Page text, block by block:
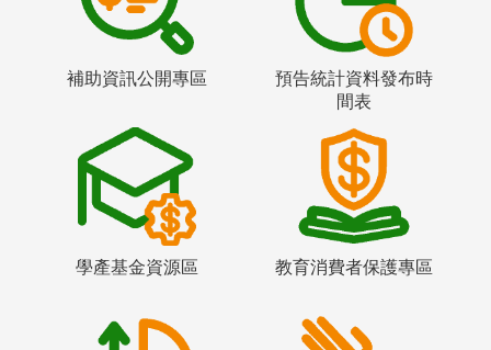
補助資訊公開專區
預告統計資料發布時
間表
學產基金資源區 教育消費者保護專區